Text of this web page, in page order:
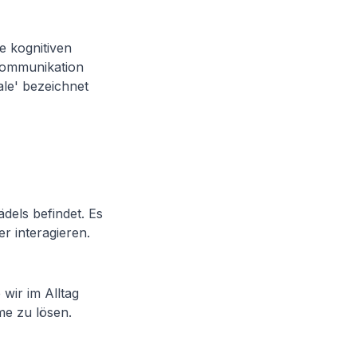
kognitiven
bezeichnet
befindet. Es
interagieren.
wir im Alltag
zu lösen.